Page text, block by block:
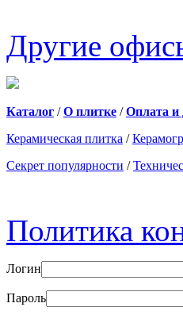
Другие
Каталог /О плитке /Оплата и
Керамическая плитка /
Секрет популярности /
Политика
Логин
Пароль